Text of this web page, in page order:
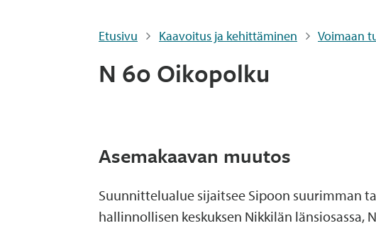
Etusivu Kaavoitus ja kehittäminen Voimaan
N 60 Oikopolku
Asemakaavan muutos
Suunnittelualue sijaitsee Sipoon suurimman
hallinnollisen keskuksen Nikkilän länsiosassa,